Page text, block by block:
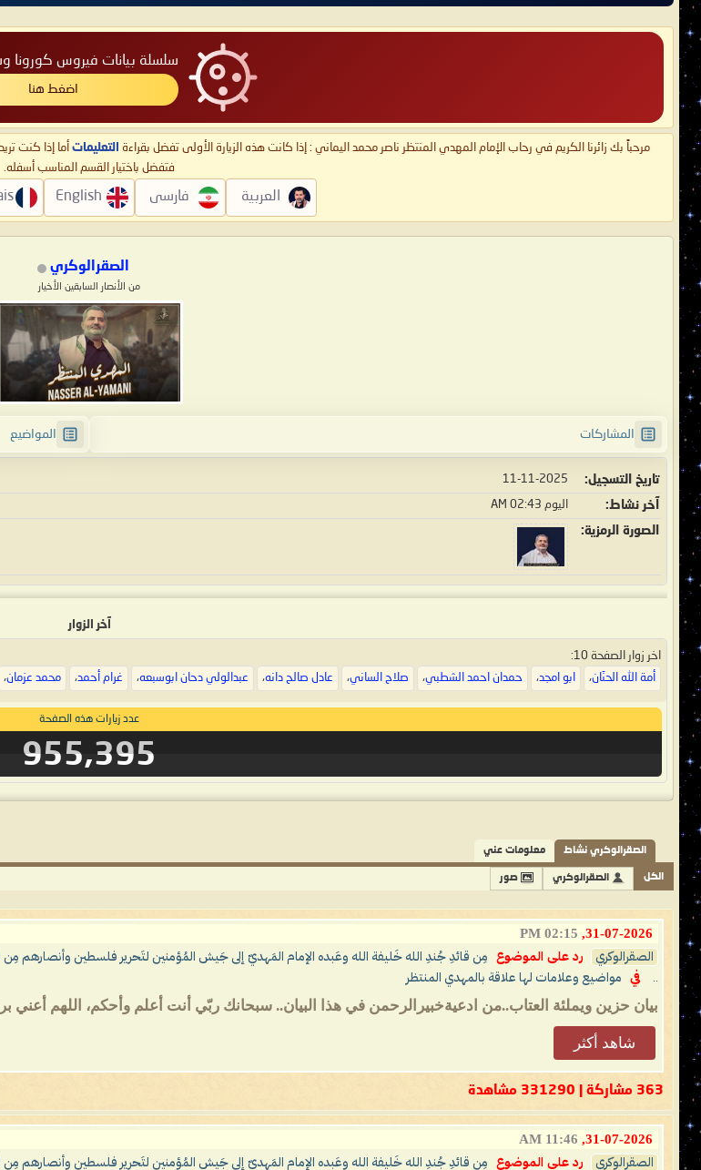
سلسلة بيانات فيروس كورونا
اضغط هنا
مرحباً بك زائرنا الكريم في رحاب الإمام المهدي المنتظر ناصر محمد اليماني : إذا كانت هذه الزيارة الأولى تفضل بقراءة التعليمات أما إذا كنت
فتفضل باختيار القسم المناسب أسفله.
العربية فارسی English
الصقرالوكري
من الأنصار السابقين الأخيار
المشاركات المواضيع
تاريخ التسجيل 11-11-2025
آخر نشاط اليوم 02:43 AM
الصورة الرمزية
آخر الزوار
اخر زوار الصفحة 10:
أمة الله الحنّان، ابو امجد، حمدان احمد الشطبي، صلاح الساني، عادل صالح دانه، عبدالولي دحان ابوسبعه، غرام أحمد، محمد عزمان،
عدد زيارات هذه الصفحة
955,395
الصقرالوكري نشاط معلومات عني
الكل الصقرالوكري صور
31-07-2026,
02:15 PM
الصقرالوكري رد على الموضوع
مِن قائدِ جُندِ الله خَليفة الله وعَبده الإمام المَهديّ إلى جَيش المُؤمنين لتَحرير فلسطين وأنصارهم
..
في مواضيع وعلامات لها علاقة بالمهدي المنتظر
بيان حزين ويملئة العتاب..من ادعيةخبيرالرحمن في هذا البيان.. سبحانك ربّي أنت أعلم وأحكم، اللهم
شاهد أكثر
363 مشاركة | 331290 مشاهدة
31-07-2026,
11:46 AM
الصقرالوكري رد على الموضوع
مِن قائدِ جُندِ الله خَليفة الله وعَبده الإمام المَهديّ إلى جَيش المُؤمنين لتَحرير فلسطين وأنصارهم